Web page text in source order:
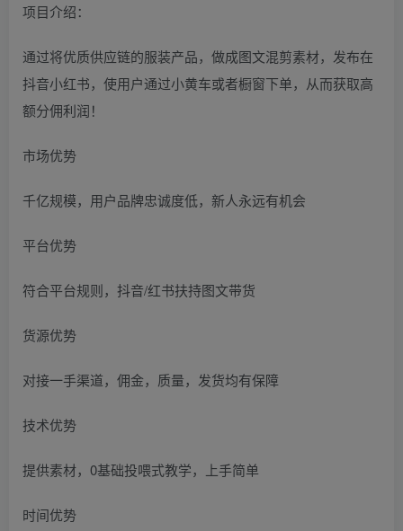
项目介绍：
通过将优质供应链的服装产品，做成图文混剪素材，发布在
抖音小红书，使用户通过小黄车或者橱窗下单，从而获取高
额分佣利润！
市场优势
千亿规模，用户品牌忠诚度低，新人永远有机会
平台优势
符合平台规则，抖音/红书扶持图文带货
货源优势
对接一手渠道，佣金，质量，发货均有保障
技术优势
提供素材，0基础投喂式教学，上手简单
时间优势